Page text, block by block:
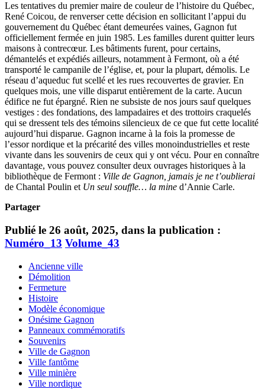
Les tentatives du premier maire de couleur de l’histoire du Québec,
René Coicou, de renverser cette décision en sollicitant l’appui du
gouvernement du Québec étant demeurées vaines, Gagnon fut
officiellement fermée en juin 1985. Les familles durent quitter leurs
maisons à contrecœur. Les bâtiments furent, pour certains,
démantelés et expédiés ailleurs, notamment à Fermont, où a été
transporté le campanile de l’église, et, pour la plupart, démolis. Le
réseau d’aqueduc fut scellé et les rues recouvertes de gravier. En
quelques mois, une ville disparut entièrement de la carte. Aucun
édifice ne fut épargné. Rien ne subsiste de nos jours sauf quelques
vestiges : des fondations, des lampadaires et des trottoirs craquelés
qui se dressent tels des témoins silencieux de ce que fut cette localité
aujourd’hui disparue. Gagnon incarne à la fois la promesse de
l’essor nordique et la précarité des villes monoindustrielles et reste
vivante dans les souvenirs de ceux qui y ont vécu. Pour en connaître
davantage, vous pouvez consulter deux ouvrages historiques à la
bibliothèque de Fermont : Ville de Gagnon, jamais je ne t’oublierai
de Chantal Poulin et Un seul souffle… la mine d’Annie Carle.
Partager
Publié le 26 août, 2025, dans la publication :
Numéro_13 Volume_43
Ancienne ville
Démolition
Fermeture
Histoire
Modèle économique
Onésime Gagnon
Panneaux commémoratifs
Souvenirs
Ville de Gagnon
Ville fantôme
Ville minière
Ville nordique